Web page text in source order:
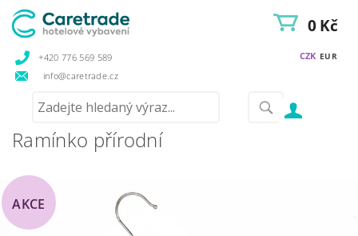
+420 776 569 589
info@caretrade.cz
CZK EUR
0 Kč
Ramínko přírodní
AKCE